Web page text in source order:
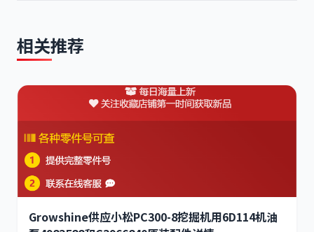
相关推荐
Growshine供应小松PC300-8挖掘机用6D114机油